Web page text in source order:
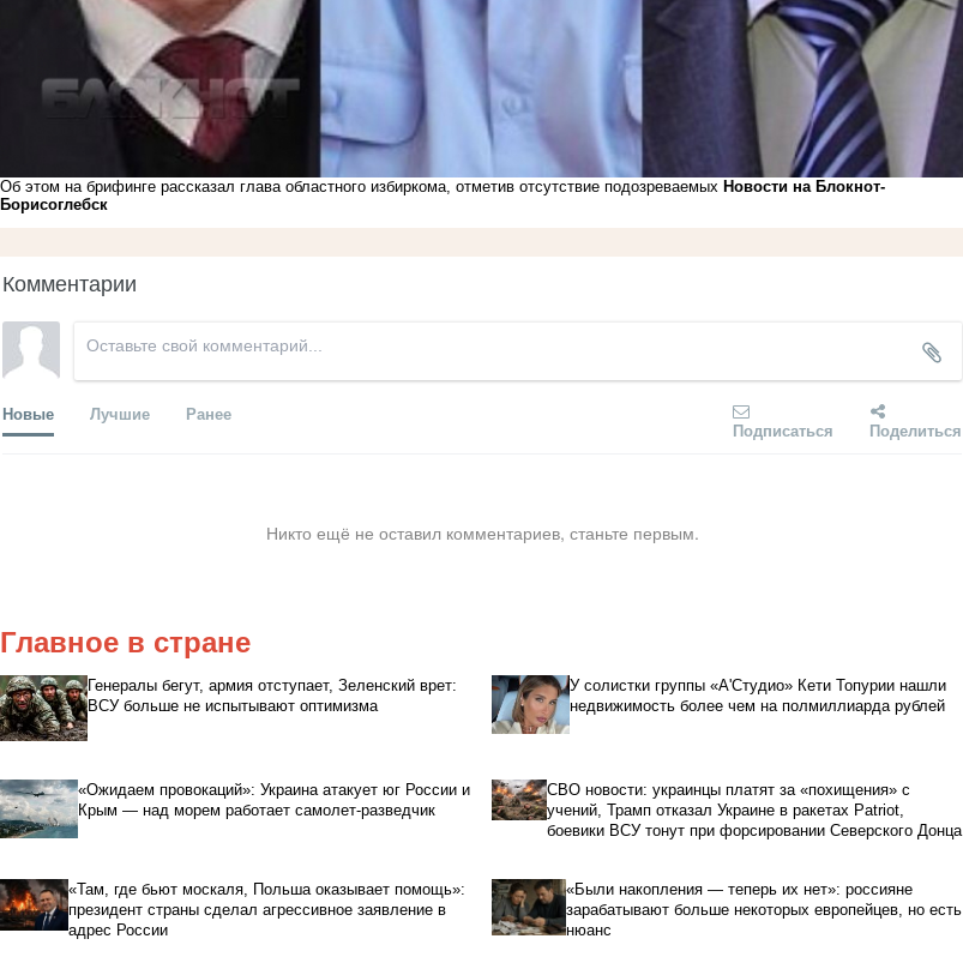
Об этом на брифинге рассказал глава областного избиркома, отметив отсутствие подозреваемых Новости на Блoкнoт-
Борисоглебск
Комментарии
Новые Лучшие Ранее
Подписаться Поделиться
Никто ещё не оставил комментариев, станьте первым.
Главное в стране
Генералы бегут, армия отступает, Зеленский врет:
ВСУ больше не испытывают оптимизма
У солистки группы «А'Студио» Кети Топурии нашли
недвижимость более чем на полмиллиарда рублей
«Ожидаем провокаций»: Украина атакует юг России и
Крым — над морем работает самолет-разведчик
СВО новости: украинцы платят за «похищения» с
учений, Трамп отказал Украине в ракетах Patriot,
боевики ВСУ тонут при форсировании Северского Донца
«Там, где бьют москаля, Польша оказывает помощь»:
президент страны сделал агрессивное заявление в
адрес России
«Были накопления — теперь их нет»: россияне
зарабатывают больше некоторых европейцев, но есть
нюанс